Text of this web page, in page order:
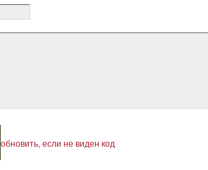
обновить, если не виден код